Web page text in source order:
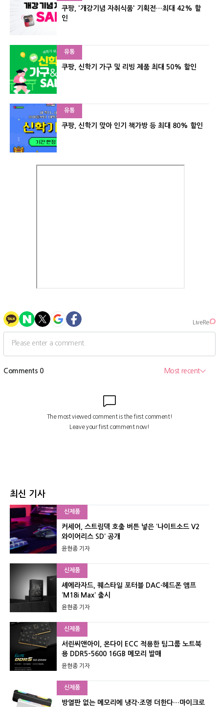
쿠팡, '개강기념 자취식품' 기획전…최대 42% 할
인
유통
쿠팡, 신학기 가구 및 리빙 제품 최대 50% 할인
유통
쿠팡, 신학기 맞아 인기 책가방 등 최대 80% 할인
최신 기사
신제품
커세어, 스트림덱 호출 버튼 넣은 ‘나이트소드 V2
와이어리스 SD’ 공개
윤현종 기자
신제품
셰에라자드, 퀘스타일 포터블 DAC·헤드폰 앰프
‘M18i Max’ 출시
윤현종 기자
신제품
서린씨앤아이, 온다이 ECC 적용한 팀그룹 노트북
용 DDR5-5600 16GB 메모리 발매
윤현종 기자
신제품
방열판 없는 메모리에 냉각·조명 더한다…마이크로